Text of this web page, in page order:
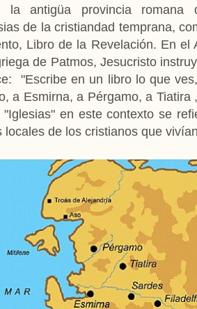
la antigüa provincia romana
de la cristiandad temprana,
Libro de la Revelación. En el
de Patmos, Jesucristo
"Escribe en un libro lo que
a Esmirna, a Pérgamo, a Tiatira
en este contexto se
locales de los cristianos que